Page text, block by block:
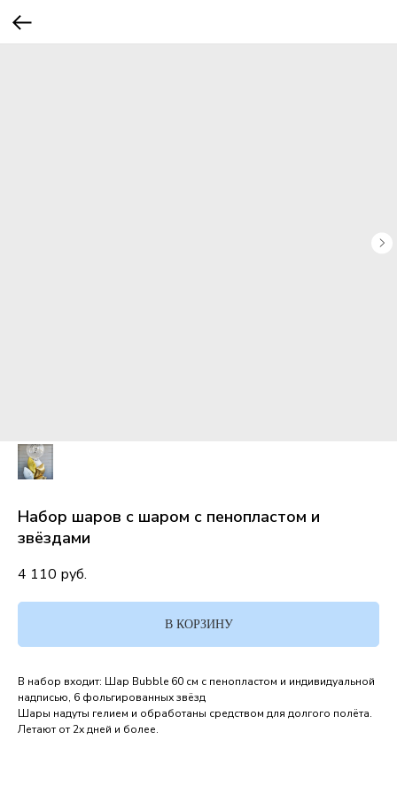
Набор шаров с шаром с пенопластом и
звёздами
4 110 руб.
В КОРЗИНУ
В набор входит: Шар Bubble 60 см с пенопластом и индивидуальной
надписью, 6 фольгированных звёзд
Шары надуты гелием и обработаны средством для долгого полёта.
Летают от 2х дней и более.